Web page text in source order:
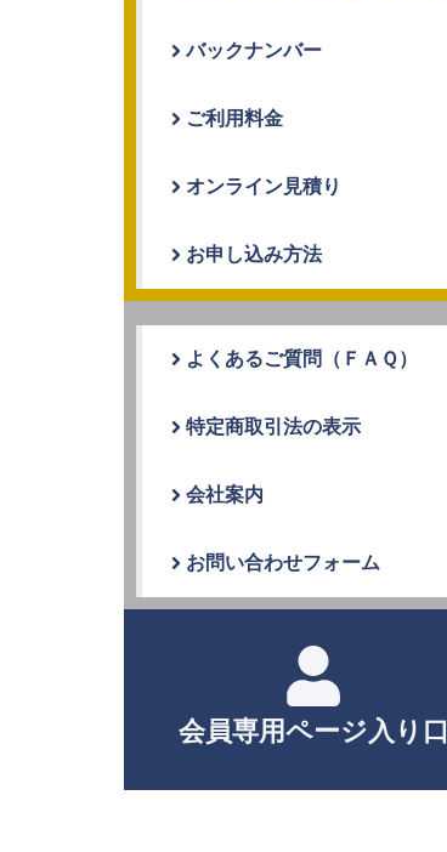
バックナンバー
ご利用料金
オンライン見積り
お申し込み方法
よくあるご質問（ＦＡＱ）
特定商取引法の表示
会社案内
お問い合わせフォーム
会員専用ページ入り口